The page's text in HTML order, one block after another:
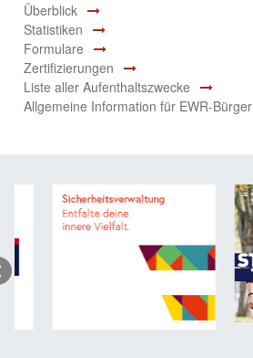
Überblick
Statistiken
Formulare
Zertifizierungen
Liste aller Aufenthaltszwecke
Allgemeine Information für EWR-Bürger